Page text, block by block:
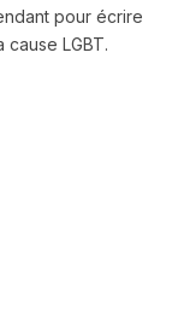
pour écrire
LGBT.